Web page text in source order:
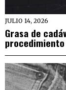
JULIO 14, 2026
Grasa de